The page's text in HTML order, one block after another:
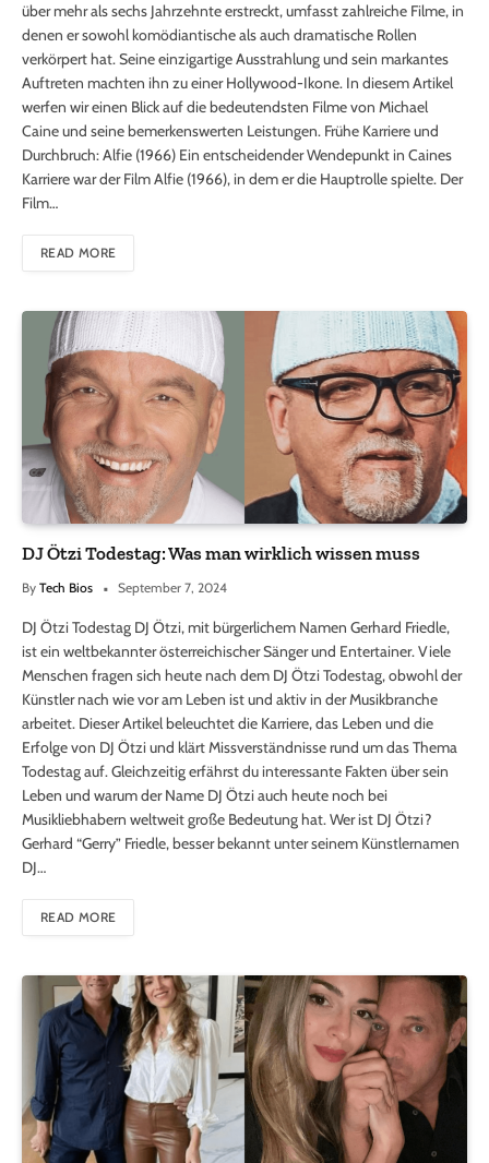
über mehr als sechs Jahrzehnte erstreckt, umfasst zahlreiche Filme, in
denen er sowohl komödiantische als auch dramatische Rollen
verkörpert hat. Seine einzigartige Ausstrahlung und sein markantes
Auftreten machten ihn zu einer Hollywood-Ikone. In diesem Artikel
werfen wir einen Blick auf die bedeutendsten Filme von Michael
Caine und seine bemerkenswerten Leistungen. Frühe Karriere und
Durchbruch: Alfie (1966) Ein entscheidender Wendepunkt in Caines
Karriere war der Film Alfie (1966), in dem er die Hauptrolle spielte. Der
Film…
READ MORE
DJ Ötzi Todestag: Was man wirklich wissen muss
By Tech Bios September 7, 2024
DJ Ötzi Todestag DJ Ötzi, mit bürgerlichem Namen Gerhard Friedle,
ist ein weltbekannter österreichischer Sänger und Entertainer. Viele
Menschen fragen sich heute nach dem DJ Ötzi Todestag, obwohl der
Künstler nach wie vor am Leben ist und aktiv in der Musikbranche
arbeitet. Dieser Artikel beleuchtet die Karriere, das Leben und die
Erfolge von DJ Ötzi und klärt Missverständnisse rund um das Thema
Todestag auf. Gleichzeitig erfährst du interessante Fakten über sein
Leben und warum der Name DJ Ötzi auch heute noch bei
Musikliebhabern weltweit große Bedeutung hat. Wer ist DJ Ötzi?
Gerhard “Gerry” Friedle, besser bekannt unter seinem Künstlernamen
DJ…
READ MORE